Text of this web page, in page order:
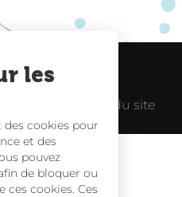
Liens utiles
Plan du site
les
des cookies pour
et des
pouvez
de bloquer ou
ces cookies. Ces